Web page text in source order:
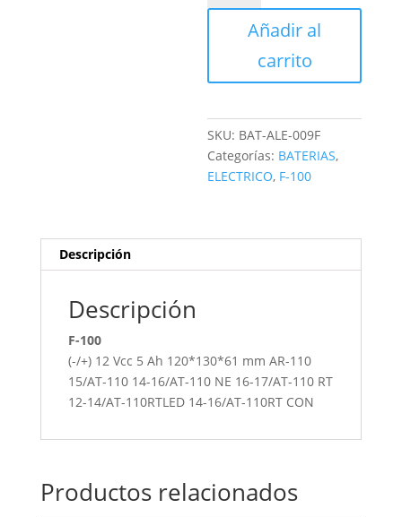
YB5L-
Añadir al
carrito
SKU: BAT-ALE-009F
Categorías: BATERIAS,
ELECTRICO, F-100
Descripción
Descripción
F-100
(-/+) 12 Vcc 5 Ah 120*130*61 mm AR-110
15/AT-110 14-16/AT-110 NE 16-17/AT-110 RT
12-14/AT-110RTLED 14-16/AT-110RT CON
Productos relacionados